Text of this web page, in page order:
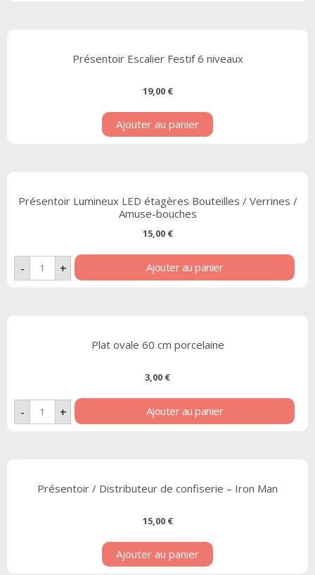
Présentoir Escalier Festif 6 niveaux
19,00 €
Ajouter au panier
Présentoir Lumineux LED étagères Bouteilles / Verrines /
Amuse-bouches
15,00 €
- + Ajouter au panier
Plat ovale 60 cm porcelaine
3,00 €
- + Ajouter au panier
Présentoir / Distributeur de confiserie – Iron Man
15,00 €
Ajouter au panier